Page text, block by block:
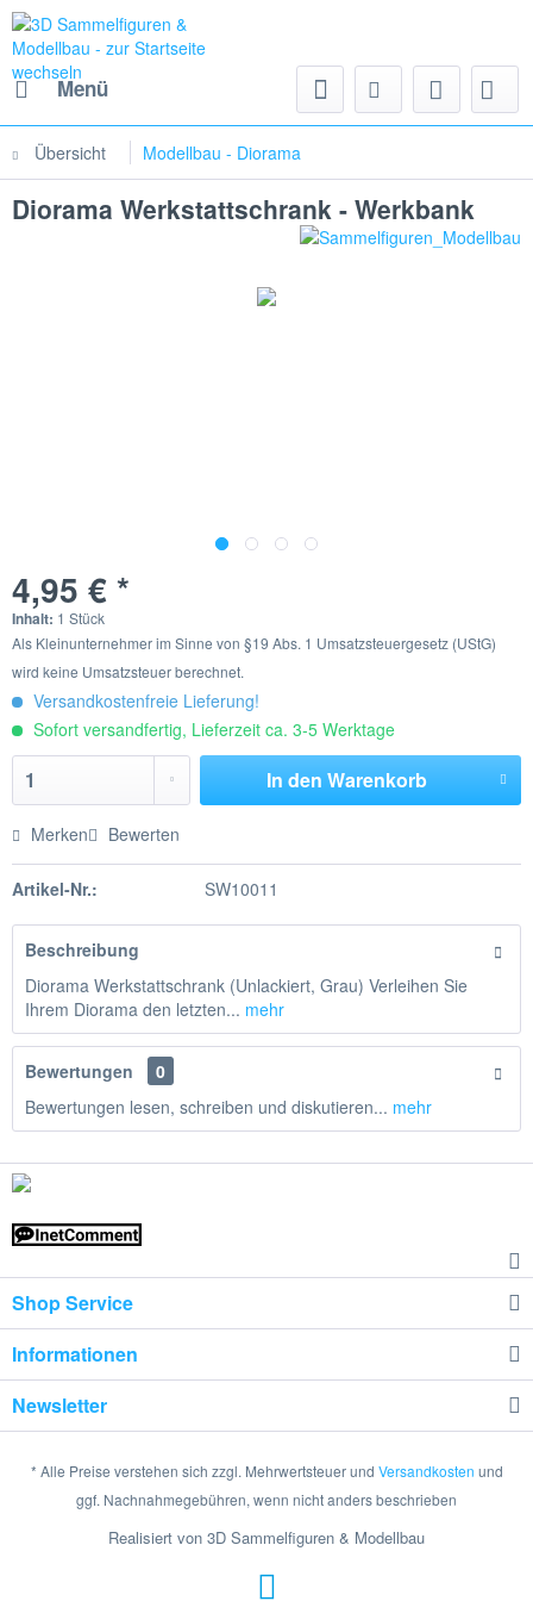
Menü
Übersicht Modellbau - Diorama
Diorama Werkstattschrank - Werkbank
4,95 € *
Inhalt: 1 Stück
Als Kleinunternehmer im Sinne von §19 Abs. 1 Umsatzsteuergesetz (UStG)
wird keine Umsatzsteuer berechnet.
Versandkostenfreie Lieferung!
Sofort versandfertig, Lieferzeit ca. 3-5 Werktage
In den Warenkorb
Merken Bewerten
Artikel-Nr.: SW10011
Beschreibung
Diorama Werkstattschrank (Unlackiert, Grau) Verleihen Sie
Ihrem Diorama den letzten... mehr
Bewertungen
0
Bewertungen lesen, schreiben und diskutieren... mehr
Shop Service
Informationen
Newsletter
* Alle Preise verstehen sich zzgl. Mehrwertsteuer und Versandkosten und
ggf. Nachnahmegebühren, wenn nicht anders beschrieben
Realisiert von 3D Sammelfiguren & Modellbau